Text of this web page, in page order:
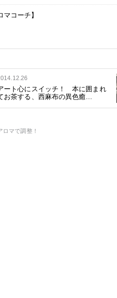
コーチ】
ート心にスイッチ！ 本に囲まれ
お茶する、西麻布の異色癒…
マで調整！